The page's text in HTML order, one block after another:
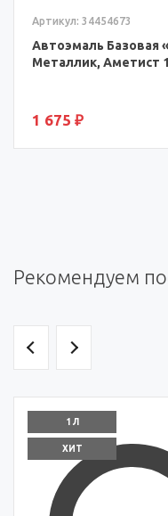
Артикул: 34454673
Автоэмаль Базовая
Металлик, Аметист
1 675 ₽
Рекомендуем
1 Л
ХИТ